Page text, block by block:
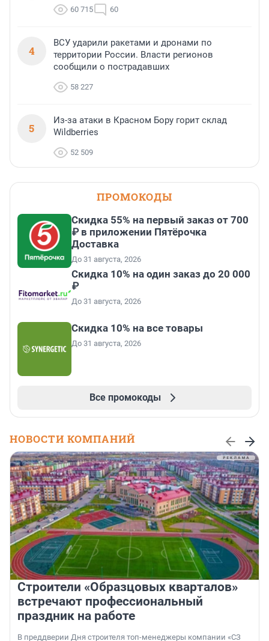
60 715 60
4
ВСУ ударили ракетами и дронами по
территории России. Власти регионов
сообщили о пострадавших
58 227
5
Из-за атаки в Красном Бору горит склад
Wildberries
52 509
ПРОМОКОДЫ
Скидка 55% на первый заказ от 700
₽ в приложении Пятёрочка
Доставка
До 31 августа, 2026
Скидка 10% на один заказ до 20 000
₽
До 31 августа, 2026
Скидка 10% на все товары
До 31 августа, 2026
Все промокоды
НОВОСТИ КОМПАНИЙ
Строители «Образцовых кварталов»
встречают профессиональный
праздник на работе
В преддверии Дня строителя топ-менеджеры компании «СЗ